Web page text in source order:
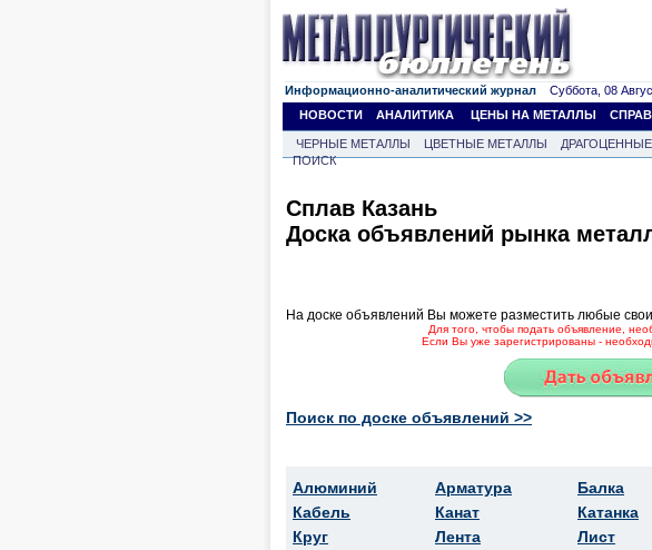
Информационно-аналитический журнал Суббота, 08
НОВОСТИ
АНАЛИТИКА ЦЕНЫ НА МЕТАЛЛЫ
ЧЕРНЫЕ МЕТАЛЛЫ ЦВЕТНЫЕ МЕТАЛЛЫ
ПОИСК
Сплав Казань
Доска объявлений рынка
На доске объявлений Вы можете разместить любые
Для того, чтобы подать объявление,
Если Вы уже зарегистрированы -
Поиск по доске объявлений >>
Алюминий
Кабель
Круг
Арматура
Канат
Лента
Балка
Катанка
Лист